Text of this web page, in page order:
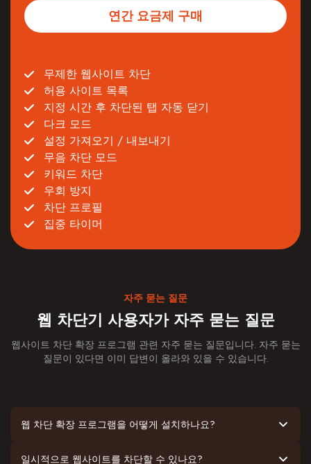
연간 요금제 구매
무제한 웹사이트 차단
허용 사이트 목록
지정 시간 후 차단된 탭 자동 닫기
다크 모드
설정 가져오기 / 내보내기
무음 차단 모드
키워드 차단
우회 방지
차단 프로필
집중 타이머
자주 묻는 질문
웹 차단기 사용자가 자주 묻는 질문
웹사이트 차단 확장 프로그램 관련 자주 묻는 질문입니다. 자주 묻는
질문이 있다면 이미 답변이 올라와 있을 수 있습니다.
웹 차단 확장 프로그램을 어떻게 설치하나요?
일시적으로 웹사이트를 차단할 수 있나요?